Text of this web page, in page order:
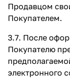
Продавцом
Покупателем.
3.7. После
Покупателю
электронного